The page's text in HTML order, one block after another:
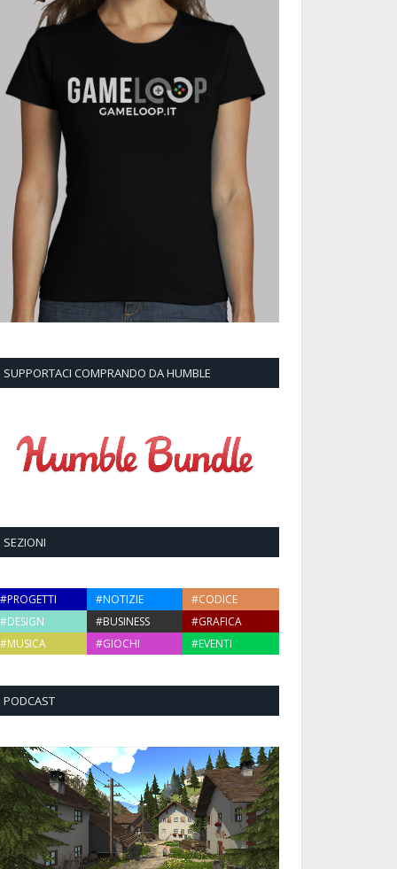
SUPPORTACI COMPRANDO DA HUMBLE
SEZIONI
#PROGETTI #NOTIZIE
#CODICE
#DESIGN
#BUSINESS
#GRAFICA
#MUSICA
#GIOCHI #EVENTI
PODCAST